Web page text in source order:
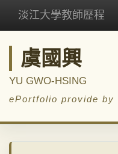
淡江大學教師歷程
虞國興
YU GWO-HSING
ePortfolio provide by